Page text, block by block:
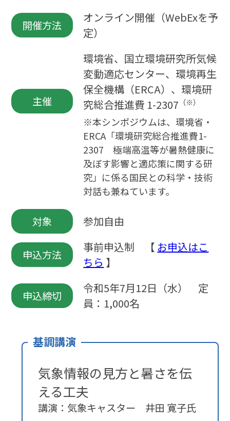
開催方法
オンライン開催（WebExを予
定）
主催
環境省、国立環境研究所気候
変動適応センター、環境再生
保全機構（ERCA）、環境研
究総合推進費 1-2307 （※）
※本シンポジウムは、環境省・
ERCA「環境研究総合推進費1-
2307 極端高温等が暑熱健康に
及ぼす影響と適応策に関する研
究」に係る国民との科学・技術
対話も兼ねています。
対象 参加自由
申込方法
事前申込制 【 お申込はこ
ちら 】
申込締切
令和5年7月12日（水） 定
員：1,000名
基調講演
気象情報の見方と暑さを伝
える工夫
講演：気象キャスター 井田 寛子氏